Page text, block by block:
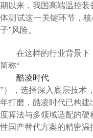
期以来，我国高端温控
体测试这一关键环节，
子”风险。
在这样的行业背景下
简称“
酷凌时代
”），选择深入底层技术
年打磨，酷凌时代已构
度算法与多领域适配的
性国产替代方案的精密温